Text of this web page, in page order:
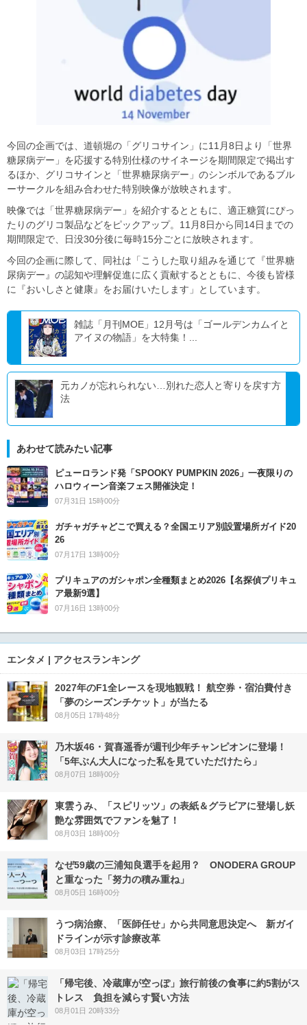
今回の企画では、道頓堀の「グリコサイン」に11月8日より「世界
糖尿病デー」を応援する特別仕様のサイネージを期間限定で掲出す
るほか、グリコサインと「世界糖尿病デー」のシンボルであるブル
ーサークルを組み合わせた特別映像が放映されます。
映像では「世界糖尿病デー」を紹介するとともに、適正糖質にぴっ
たりのグリコ製品などをピックアップ。11月8日から同14日までの
期間限定で、日没30分後に毎時15分ごとに放映されます。
今回の企画に際して、同社は「こうした取り組みを通じて『世界糖
尿病デー』の認知や理解促進に広く貢献するとともに、今後も皆様
に『おいしさと健康』をお届けいたします」としています。
雑誌「月刊MOE」12月号は「ゴールデンカムイと
アイヌの物語」を大特集！...
元カノが忘れられない…別れた恋人と寄りを戻す方
法
あわせて読みたい記事
ピューロランド発「SPOOKY PUMPKIN 2026」一夜限りの
ハロウィーン音楽フェス開催決定！
07月31日 15時00分
ガチャガチャどこで買える？全国エリア別設置場所ガイド20
26
07月17日 13時00分
プリキュアのガシャポン全種類まとめ2026【名探偵プリキュ
ア最新9選】
07月16日 13時00分
エンタメ | アクセスランキング
2027年のF1全レースを現地観戦！ 航空券・宿泊費付き
「夢のシーズンチケット」が当たる
08月05日 17時48分
乃木坂46・賀喜遥香が週刊少年チャンピオンに登場！
「5年ぶん大人になった私を見ていただけたら」
08月07日 18時00分
東雲うみ、「スピリッツ」の表紙＆グラビアに登場し妖
艶な雰囲気でファンを魅了！
08月03日 18時00分
なぜ59歳の三浦知良選手を起用？ ONODERA GROUP
と重なった「努力の積み重ね」
08月05日 16時00分
うつ病治療、「医師任せ」から共同意思決定へ 新ガイ
ドラインが示す診療改革
08月03日 17時25分
「帰宅後、冷蔵庫が空っぽ」旅行前後の食事に約5割がス
トレス 負担を減らす賢い方法
08月01日 20時33分